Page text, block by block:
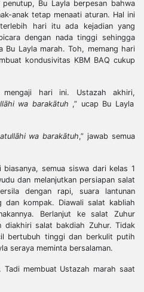
Bu Layla berpesan bahwa
anak tetap menaati aturan. Hal ini
hari itu ada kejadian yang
dengan nada tinggi sehingga
Bu Layla marah. Toh, memang hari
kondusivitas KBM BAQ cukup
mengaji hari ini. Ustazah akhiri,
wa barakātuh ,” ucap Bu Layla
wa barakātuh,” jawab semua
semua siswa dari kelas 1
dan melanjutkan persiapan salat
dengan rapi, suara lantunan
dan kompak. Diawali salat kabliah
Berlanjut ke salat Zuhur
diakhiri salat bakdiah Zuhur. Tidak
bertubuh tinggi dan berkulit putih
seraya meminta bersalaman.
Tadi membuat Ustazah marah saat